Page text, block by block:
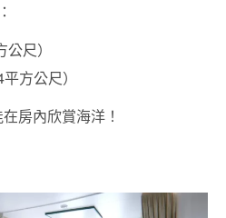
尺）
方公尺）
房內欣賞海洋！